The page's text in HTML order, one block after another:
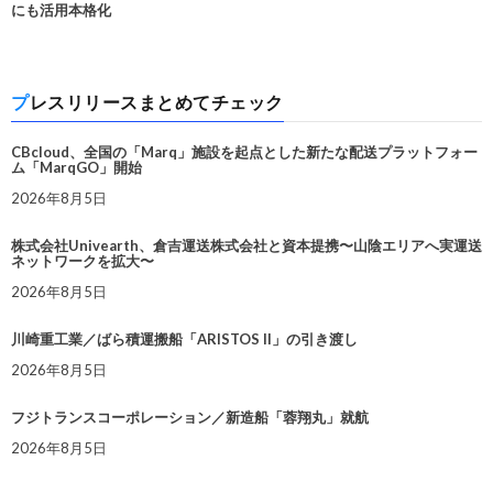
にも活用本格化
プレスリリースまとめてチェック
CBcloud、全国の「Marq」施設を起点とした新たな配送プラットフォー
ム「MarqGO」開始
2026年8月5日
株式会社Univearth、倉吉運送株式会社と資本提携〜山陰エリアへ実運送
ネットワークを拡大〜
2026年8月5日
川崎重工業／ばら積運搬船「ARISTOS II」の引き渡し
2026年8月5日
フジトランスコーポレーション／新造船「蓉翔丸」就航
2026年8月5日